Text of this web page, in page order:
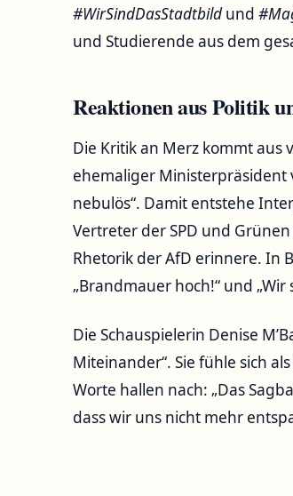
#WirSindDasStadtbildund
und Studierende aus dem
Reaktionen aus Politik
Die Kritik an Merz kommt aus
ehemaliger Ministerpräsident
nebulös“. Damit entstehe
Vertreter der SPD und
Rhetorik der AfD erinnere. In
„Brandmauer hoch!“ und
Die Schauspielerin Denise
Miteinander“. Sie fühle sich
Worte hallen nach: Das
dass wir uns nicht mehr